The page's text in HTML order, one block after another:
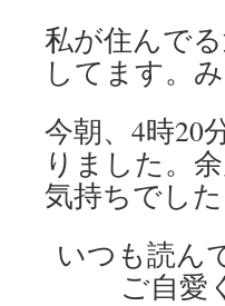
私が住んで
してます。
今朝、4時20
りました。
気持ちでし
いつも読ん
ご自愛